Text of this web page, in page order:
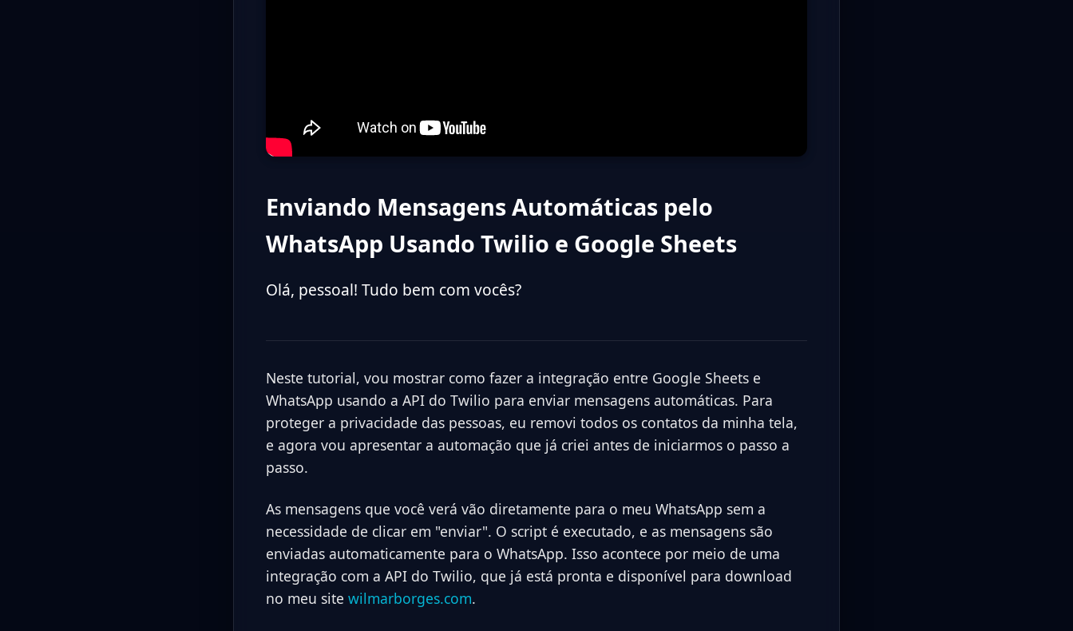
Enviando Mensagens Automáticas pelo
WhatsApp Usando Twilio e Google Sheets
Olá, pessoal! Tudo bem com vocês?
Neste tutorial, vou mostrar como fazer a integração entre Google Sheets e
WhatsApp usando a API do Twilio para enviar mensagens automáticas. Para
proteger a privacidade das pessoas, eu removi todos os contatos da minha tela,
e agora vou apresentar a automação que já criei antes de iniciarmos o passo a
passo.
As mensagens que você verá vão diretamente para o meu WhatsApp sem a
necessidade de clicar em "enviar". O script é executado, e as mensagens são
enviadas automaticamente para o WhatsApp. Isso acontece por meio de uma
integração com a API do Twilio, que já está pronta e disponível para download
no meu site wilmarborges.com.